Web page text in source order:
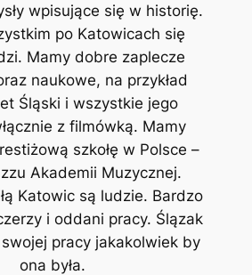
wpisujące się w historię.
po Katowicach się
Mamy dobre zaplecze
naukowe, na przykład
Śląski i wszystkie jego
z filmówką. Mamy
szkołę w Polsce –
Akademii Muzycznej.
Katowic są ludzie. Bardzo
i oddani pracy. Ślązak
swojej pracy jakakolwiek by
ona była.